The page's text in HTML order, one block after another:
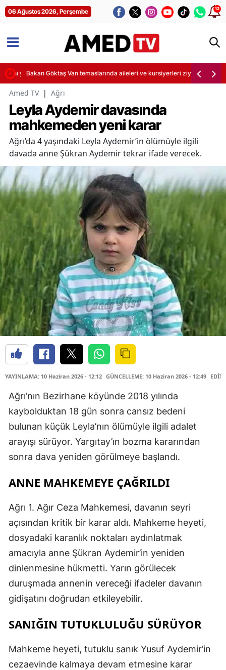
06 Ağustos 2026, Perşembe 12
yitirdi
Bakan Göktaş Van temaslarında aileleri ve kursiyerleri ziyaret etti
Amed TV | Ağrı
Leyla Aydemir davasında
mahkemeden yeni karar
Ağrı’da 4 yaşındaki Leyla Aydemir’in ölümüyle ilgili
davada anne Şükran Aydemir tekrar ifade verecek.
YAYINLAMA: 10 Haziran 2026 - 12:12 GÜNCELLEME: 10 Haziran 2026 - 12:49
Ağrı’nın Bezirhane köyünde 2018 yılında
kaybolduktan 18 gün sonra cansız bedeni
bulunan küçük Leyla’nın ölümüyle ilgili adalet
arayışı sürüyor. Yargıtay’ın bozma kararından
sonra dava yeniden görülmeye başlandı.
ANNE MAHKEMEYE ÇAĞRILDI
Ağrı 1. Ağır Ceza Mahkemesi, davanın seyri
açısından kritik bir karar aldı. Mahkeme heyeti,
dosyadaki karanlık noktaları aydınlatmak
amacıyla anne Şükran Aydemir’in yeniden
dinlenmesine hükmetti. Yarın görülecek
duruşmada annenin vereceği ifadeler davanın
gidişatını doğrudan etkileyebilir.
SANIĞIN TUTUKLULUĞU SÜRÜYOR
Mahkeme heyeti, tutuklu sanık Yusuf Aydemir’in
cezaevinde kalmaya devam etmesine karar